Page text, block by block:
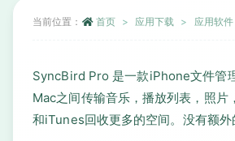
当前位置： 首页 应用下载 应用软件
SyncBird Pro 是一款iPhone文件管
Mac之间传输音乐，播放列表，照
和iTunes回收更多的空间。没有额